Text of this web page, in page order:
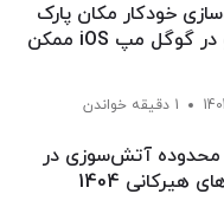
خودکار مکان پارک
خودرو در گوگل مپ iOS ممکن
1 دقیقه خواندن
آتش‌سوزی در
هیرکانی 1404